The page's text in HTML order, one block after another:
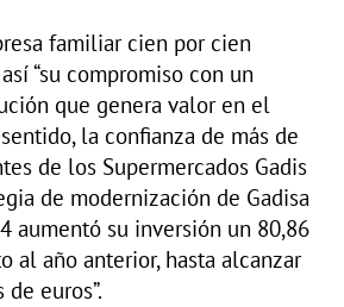
familiar cien por cien
“su compromiso con un
que genera valor en el
la confianza de más de
de los Supermercados Gadis
de modernización de Gadisa
aumentó su inversión un 80,86
al año anterior, hasta alcanzar
euros”.